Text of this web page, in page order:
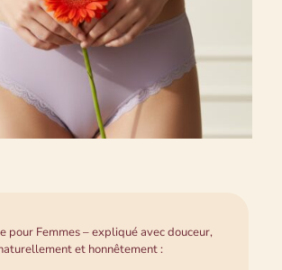
pour Femmes – expliqué avec douceur,
et honnêtement :